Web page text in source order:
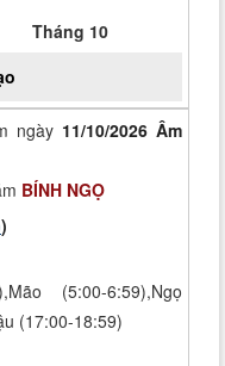
Tháng 10
ngày 11/10/2026 Âm
BÍNH NGỌ
)
(5:00-6:59),Ngọ
(17:00-18:59)